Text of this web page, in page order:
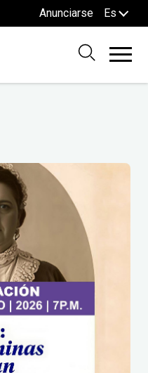
Anunciarse Es